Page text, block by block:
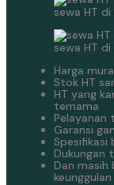
sewa HT di
sewa HT
Harga
Stok HT
HT yang
ternama
Pelayanan
Garansi
Spesifikasi
Dukungan
Dan masih